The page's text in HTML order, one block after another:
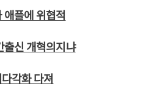
플에 위협적
신 개혁의지냐
각화 다져